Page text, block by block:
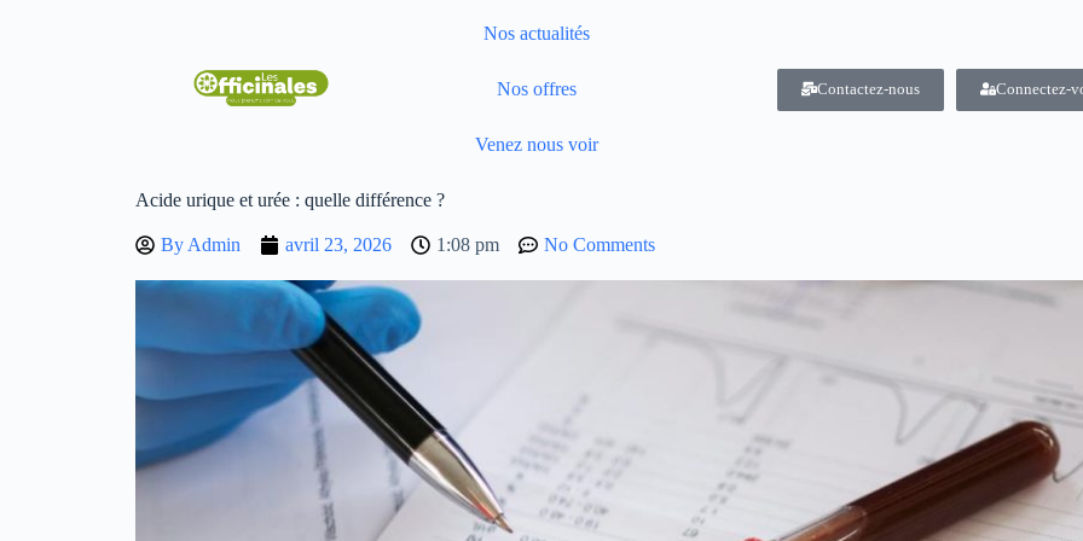
Nos actualités
Nos offres
Venez nous voir
Contactez-nous Connectez-
Acide urique et urée : quelle différence ?
By Admin avril 23, 2026 1:08 pm No Comments